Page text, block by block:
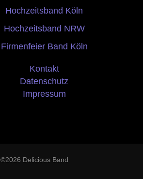
Hochzeitsband Köln
Hochzeitsband NRW
Firmenfeier Band Köln
Kontakt
Datenschutz
Impressum
©2026 Delicious Band